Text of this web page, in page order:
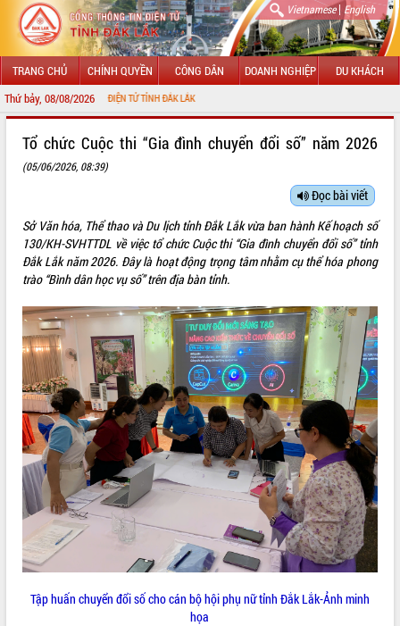
Vietnamese| English
TRANG CHỦ CHÍNH QUYỀN CÔNG DÂN DOANH NGHIỆP DU KHÁCH
Thứ bảy, 08/08/2026
THÔNG TIN ĐIỆN TỬ TỈNH ĐẮK LẮK
LÃNH ĐẠO UBND TỈNH
SỞ, BAN, NGÀNH
UBND CÁC XÃ, PHƯỜNG
THÔNG TIN CHỈ ĐẠO ĐIỀU HÀNH
HỆ THỐNG VĂN BẢN
VĂN BẢN HĐND TỈNH
ĐIỂM TIN VĂN BẢN
QUY HOẠCH - KẾ HOẠCH
Tổ chức Cuộc thi “Gia đình chuyển đổi số” năm 2026
(05/06/2026, 08:39)
Đọc bài viết
Sở Văn hóa, Thể thao và Du lịch tỉnh Đắk Lắk vừa ban hành Kế hoạch số
130/KH-SVHTTDL về việc tổ chức Cuộc thi “Gia đình chuyển đổi số” tỉnh
Đắk Lắk năm 2026. Đây là hoạt động trọng tâm nhằm cụ thể hóa phong
trào “Bình dân học vụ số” trên địa bàn tỉnh.
Tập huấn chuyển đổi số cho cán bộ hội phụ nữ tỉnh Đắk Lắk-Ảnh minh
họa